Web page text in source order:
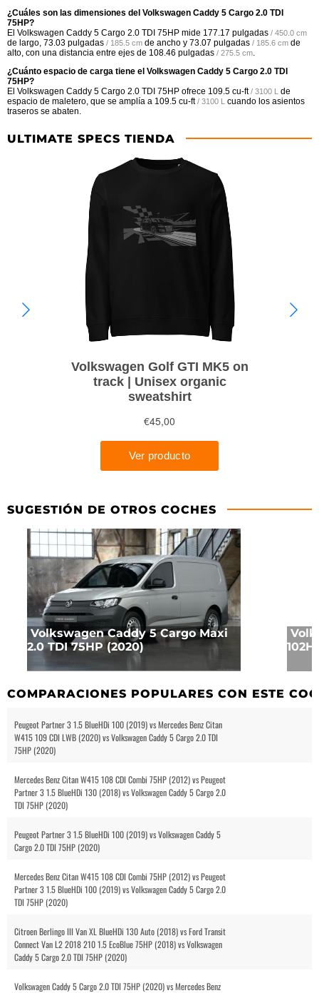
¿Cuáles son las dimensiones del Volkswagen Caddy 5 Cargo 2.0 TDI
75HP?
El Volkswagen Caddy 5 Cargo 2.0 TDI 75HP mide 177.17 pulgadas / 450.0 cm
de largo, 73.03 pulgadas / 185.5 cm de ancho y 73.07 pulgadas / 185.6 cm de
alto, con una distancia entre ejes de 108.46 pulgadas / 275.5 cm
¿Cuánto espacio de carga tiene el Volkswagen Caddy 5 Cargo 2.0 TDI
75HP?
El Volkswagen Caddy 5 Cargo 2.0 TDI 75HP ofrece 109.5 cu-ft / 3100 L de
espacio de maletero, que se amplía a 109.5 cu-ft / 3100 L cuando los asientos
traseros se abaten.
ULTIMATE SPECS TIENDA
SUGESTIÓN DE OTROS COCHES
Volkswagen Caddy 5 Cargo Maxi
2.0 TDI 75HP (2020)
COMPARACIONES POPULARES CON ESTE
Peugeot Partner 3 1.5 BlueHDi 100 (2019) vs Mercedes Benz Citan
W415 109 CDI LWB (2020) vs Volkswagen Caddy 5 Cargo 2.0 TDI
75HP (2020)
Mercedes Benz Citan W415 108 CDI Combi 75HP (2012) vs Peugeot
Partner 3 1.5 BlueHDi 130 (2018) vs Volkswagen Caddy 5 Cargo 2.0
TDI 75HP (2020)
Peugeot Partner 3 1.5 BlueHDi 100 (2019) vs Volkswagen Caddy 5
Cargo 2.0 TDI 75HP (2020)
Mercedes Benz Citan W415 108 CDI Combi 75HP (2012) vs Peugeot
Partner 3 1.5 BlueHDi 100 (2019) vs Volkswagen Caddy 5 Cargo 2.0
TDI 75HP (2020)
Citroen Berlingo III Van XL BlueHDi 130 Auto (2018) vs Ford Transit
Connect Van L2 2018 210 1.5 EcoBlue 75HP (2018) vs Volkswagen
Caddy 5 Cargo 2.0 TDI 75HP (2020)
Volkswagen Caddy 5 Cargo 2.0 TDI 75HP (2020) vs Mercedes Benz